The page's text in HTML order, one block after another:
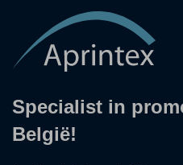
Specialist in
België!